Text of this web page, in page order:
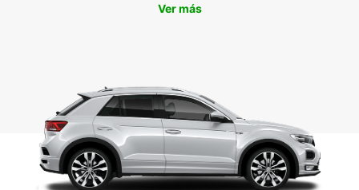
Ver más